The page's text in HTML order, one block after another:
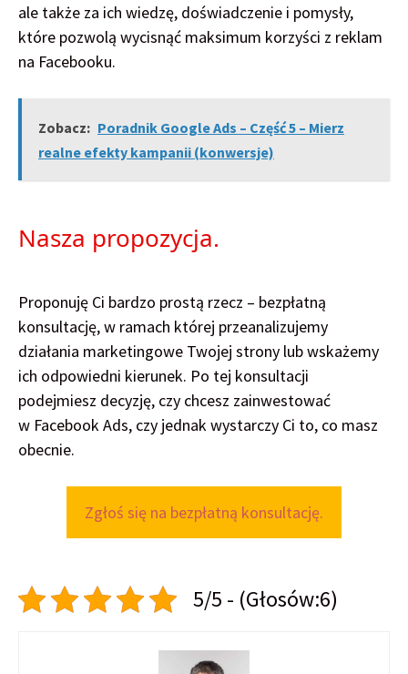
ale także za ich wiedzę, doświadczenie i pomysły,
które pozwolą wycisnąć maksimum korzyści z reklam
na Facebooku.
Zobacz: Poradnik Google Ads – Część 5 – Mierz
realne efekty kampanii (konwersje)
Nasza propozycja.
Proponuję Ci bardzo prostą rzecz – bezpłatną
konsultację, w ramach której przeanalizujemy
działania marketingowe Twojej strony lub wskażemy
ich odpowiedni kierunek. Po tej konsultacji
podejmiesz decyzję, czy chcesz zainwestować
w Facebook Ads, czy jednak wystarczy Ci to, co masz
obecnie.
Zgłoś się na bezpłatną konsultację.
5/5 - (Głosów:6)